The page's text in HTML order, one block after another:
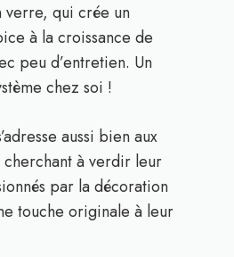
verre, qui crée un
à la croissance de
peu d’entretien. Un
chez soi !
aussi bien aux
à verdir leur
par la décoration
touche originale à leur